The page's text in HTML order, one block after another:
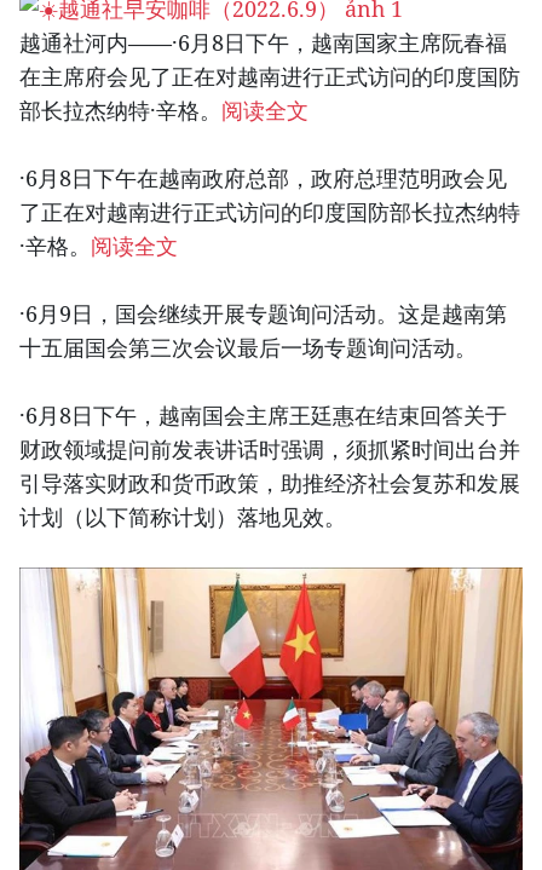
越通社河内——·6月8日下午，越南国家主席阮春福
在主席府会见了正在对越南进行正式访问的印度国防
部长拉杰纳特·辛格。 阅读全文
·6月8日下午在越南政府总部，政府总理范明政会见
了正在对越南进行正式访问的印度国防部长拉杰纳特
·辛格。 阅读全文
·6月9日，国会继续开展专题询问活动。这是越南第
十五届国会第三次会议最后一场专题询问活动。
·6月8日下午，越南国会主席王廷惠在结束回答关于
财政领域提问前发表讲话时强调，须抓紧时间出台并
引导落实财政和货币政策，助推经济社会复苏和发展
计划（以下简称计划）落地见效。